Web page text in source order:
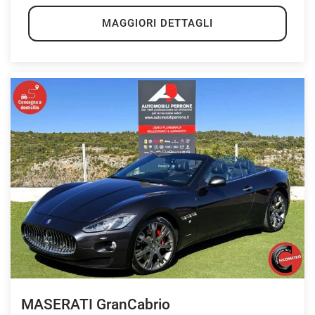
MAGGIORI DETTAGLI
MASERATI GranCabrio